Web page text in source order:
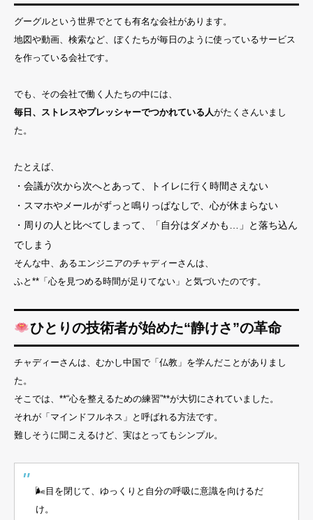
グーグルという世界でとても有名な会社があります。
地図や動画、検索など、ぼくたちが毎日のように使っているサービス
を作っている会社です。
でも、その会社で働く人たちの中には、
毎日、ストレスやプレッシャーでつかれている人がたくさんいまし
た。
たとえば、
・会議が次から次へとあって、トイレに行く時間さえない
・スマホやメールがずっと鳴りっぱなしで、心が休まらない
・周りの人と比べてしまって、「自分はダメかも…」と落ち込ん
でしまう
そんな中、あるエンジニアのチャディーさんは、
ふと**「心を見つめる時間が足りてない」と気づいたのです。
ひとりの技術者が始めた“静けさ”の革命
チャディーさんは、むかし中国で「仏教」を学んだことがありまし
た。
そこでは、**“心を整えるための練習”**が大切にされていました。
それが「マインドフルネス」と呼ばれる方法です。
難しそうに聞こえるけど、実はとってもシンプル。
🌬目を閉じて、ゆっくりと自分の呼吸に意識を向けるだ
け。